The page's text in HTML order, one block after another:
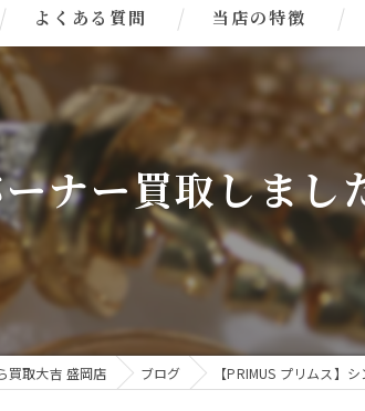
よくある質問 当店の特徴
ブランド
お酒
金券
時計
ナー買取しまし
買取大吉 盛岡店 ブログ 【PRIMUS プリムス】